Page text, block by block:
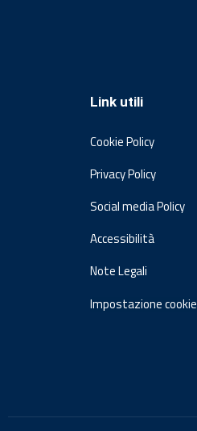
Link utili
Cookie Policy
Privacy Policy
Social media Policy
Accessibilità
Note Legali
Impostazione cookie